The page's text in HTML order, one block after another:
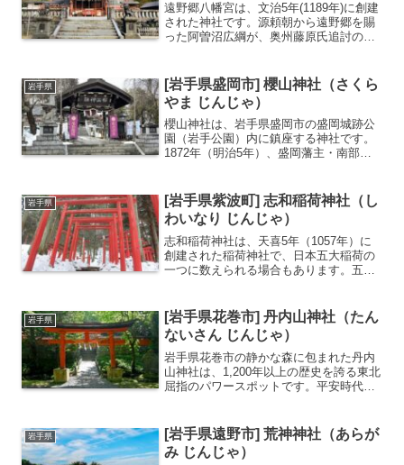
遠野郷八幡宮は、文治5年(1189年)に創建
された神社です。源頼朝から遠野郷を賜
った阿曽沼広綱が、奥州藤原氏追討の従
います。９月に開催される例大祭や、
「日本のふるさと遠...
岩手県
[岩手県盛岡市] 櫻山神社（さくら
やま じんじゃ）
櫻山神社は、岩手県盛岡市の盛岡城跡公
園（岩手公園）内に鎮座する神社です。
1872年（明治5年）、盛岡藩主・南部氏
歴代藩主で、藩祖の霊を慰めるととも
に、地域の守護神として...
岩手県
[岩手県紫波町] 志和稲荷神社（し
わいなり じんじゃ）
志和稲荷神社は、天喜5年（1057年）に
創建された稲荷神社で、日本五大稲荷の
一つに数えられる場合もあります。五穀
んと呼ばれ親しまれています。日本五大
稲荷の一つに数えられ...
岩手県
[岩手県花巻市] 丹内山神社（たん
ないさん じんじゃ）
岩手県花巻市の静かな森に包まれた丹内
山神社は、1,200年以上の歴史を誇る東北
屈指のパワースポットです。平安時代、
の霊場として崇められてきました。なか
でも目を引くのは、...
岩手県
[岩手県遠野市] 荒神神社（あらが
み じんじゃ）